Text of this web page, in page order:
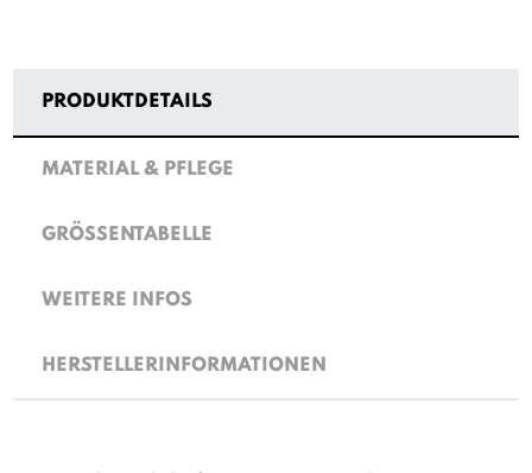
PRODUKTDETAILS
MATERIAL & PFLEGE
GRÖSSENTABELLE
WEITERE INFOS
HERSTELLERINFORMATIONEN